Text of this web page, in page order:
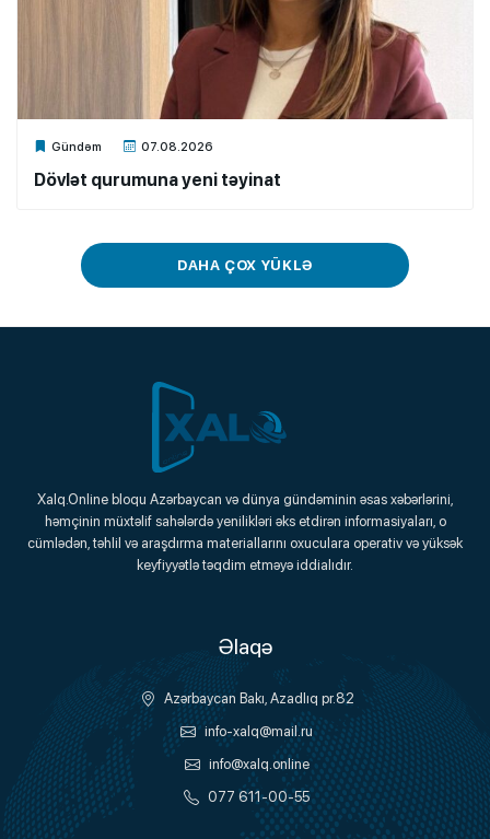
Gündəm 07.08.2026
Xalq.Online
Dövlət qurumuna yeni təyinat
DAHA ÇOX YÜKLƏ
Xalq.Online
Onlayn Platforma
Xalq.Online bloqu Azərbaycan və dünya gündəminin əsas xəbərlərini,
həmçinin müxtəlif sahələrdə yenilikləri əks etdirən informasiyaları, o
cümlədən, təhlil və araşdırma materiallarını oxuculara operativ və yüksək
keyfiyyətlə təqdim etməyə iddialıdır.
Əlaqə
Azərbaycan Bakı, Azadlıq pr.82
info-xalq@mail.ru
info@xalq.online
077 611-00-55